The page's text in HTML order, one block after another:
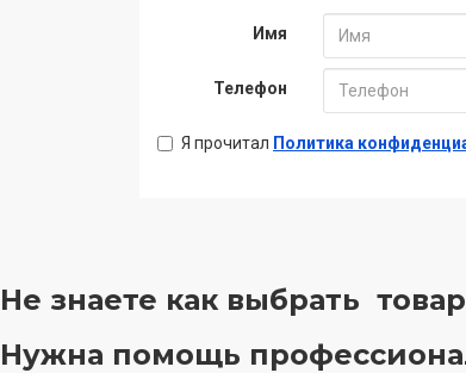
Имя
Телефон
Я прочитал Политика
Не знаете как выбрать
Нужна помощь